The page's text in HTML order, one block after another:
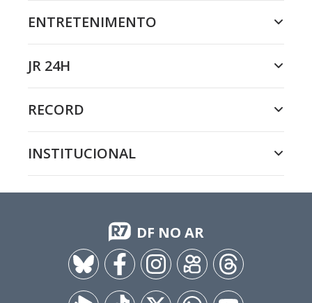
ENTRETENIMENTO
JR 24H
RECORD
INSTITUCIONAL
DF NO AR